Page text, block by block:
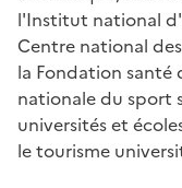
l'Institut national
Centre national
la Fondation santé
nationale du sport
universités et
le tourisme